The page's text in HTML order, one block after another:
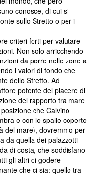
conosce, di cui si
sullo Stretto o per i
criteri forti per valutare
Non solo arricchendo
da porre nelle zone a
i valori di fondo che
dello Stretto. Ad
potente del piacere di
del rapporto tra mare
che Calvino
e con le spalle coperte
del mare), dovremmo per
da quella dei palazzotti
di costa, che soddisfano
gli altri di godere
che ci sia: quello tra